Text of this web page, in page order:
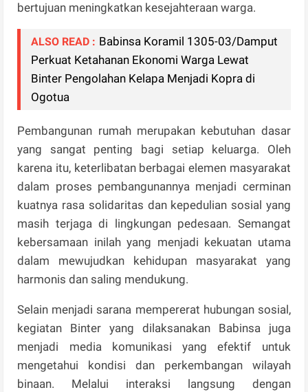
bertujuan meningkatkan kesejahteraan warga.
ALSO READ : Babinsa Koramil 1305-03/Damput
Perkuat Ketahanan Ekonomi Warga Lewat
Binter Pengolahan Kelapa Menjadi Kopra di
Ogotua
Pembangunan rumah merupakan kebutuhan dasar
yang sangat penting bagi setiap keluarga. Oleh
karena itu, keterlibatan berbagai elemen masyarakat
dalam proses pembangunannya menjadi cerminan
kuatnya rasa solidaritas dan kepedulian sosial yang
masih terjaga di lingkungan pedesaan. Semangat
kebersamaan inilah yang menjadi kekuatan utama
dalam mewujudkan kehidupan masyarakat yang
harmonis dan saling mendukung.
Selain menjadi sarana mempererat hubungan sosial,
kegiatan Binter yang dilaksanakan Babinsa juga
menjadi media komunikasi yang efektif untuk
mengetahui kondisi dan perkembangan wilayah
binaan. Melalui interaksi langsung dengan